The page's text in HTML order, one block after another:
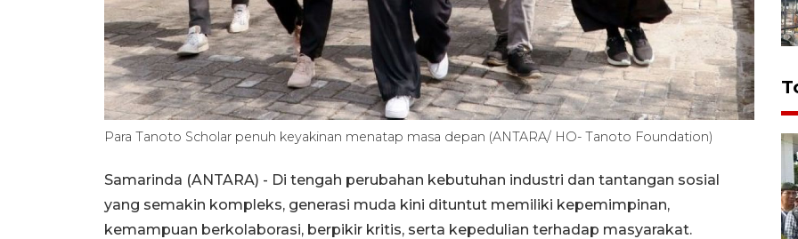
Para Tanoto Scholar penuh keyakinan menatap masa depan (ANTARA/ HO- Tanoto Foundation)
Samarinda (ANTARA) - Di tengah perubahan kebutuhan industri dan tantangan sosial
yang semakin kompleks, generasi muda kini dituntut memiliki kepemimpinan,
kemampuan berkolaborasi, berpikir kritis, serta kepedulian terhadap masyarakat.